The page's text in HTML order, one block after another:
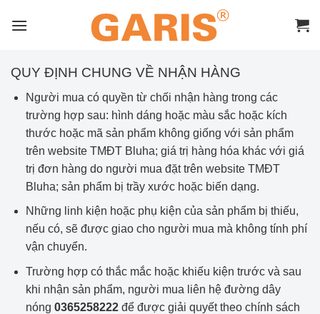
QUY ĐỊNH CHUNG VỀ NHẬN HÀNG
Người mua có quyền từ chối nhận hàng trong các
trường hợp sau: hình dáng hoặc màu sắc hoặc kích
thước hoặc mã sản phẩm không giống với sản phẩm
trên website TMĐT Bluha; giá trị hàng hóa khác với giá
trị đơn hàng do người mua đặt trên website TMĐT
Bluha; sản phẩm bị trầy xước hoặc biến dạng.
Những linh kiện hoặc phụ kiện của sản phẩm bị thiếu,
nếu có, sẽ được giao cho người mua mà không tính phí
vận chuyển.
Trường hợp có thắc mắc hoặc khiếu kiện trước và sau
khi nhận sản phẩm, người mua liên hệ đường dây
nóng 0365258222để được giải quyết theo chính sách